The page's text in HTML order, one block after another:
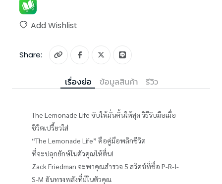
Add Wishlist
Share:
เรื่องย่อ ข้อมูลสินค้า รีวิว
The Lemonade Life จับให้มั่นคั้นให้สุด วิธีรับมือเมื่อ
ชีวิตเปรี้ยวใส่
“The Lemonade Life” คือคู่มือพลิกชีวิต
ที่จะปลุกยักษ์ในตัวคุณให้ตื่น!
Zack Friedman จะพาคุณสำรวจ 5 สวิตช์ที่ชื่อ P-R-I-
S-M อันทรงพลังที่มีในตัวคุณ